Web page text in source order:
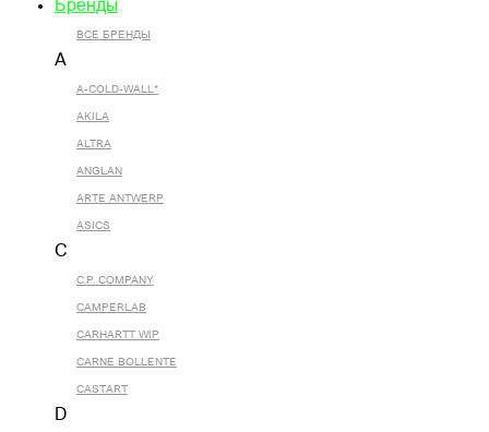
Бренды
ВСЕ БРЕНДЫ
A
A-COLD-WALL*
AKILA
ALTRA
ANGLAN
ARTE ANTWERP
ASICS
C
C.P. COMPANY
CAMPERLAB
CARHARTT WIP
CARNE BOLLENTE
CASTART
D